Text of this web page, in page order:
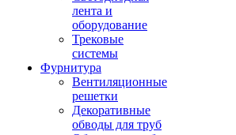
лента и
оборудование
Трековые
системы
Фурнитура
Вентиляционные
решетки
Декоративные
обводы для труб